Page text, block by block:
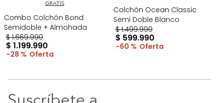
GRATIS
Combo Colchón Bond
Semidoble + Almohada
$ 1.669.990
$ 1.199.990
28 %
Colchón Ocean Classic
Semi Doble Blanco
$ 1.499.990
$ 599.990
60 %